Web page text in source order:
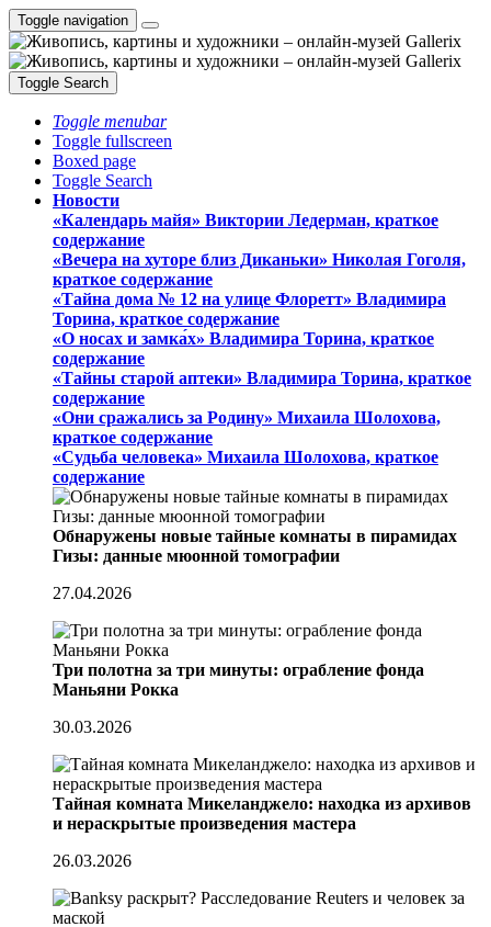
Toggle navigation
Toggle Search
Toggle menubar
Toggle fullscreen
Boxed page
Toggle Search
Новости
«Календарь майя» Виктории Ледерман, краткое
содержание
«Вечера на хуторе близ Диканьки» Николая Гоголя,
краткое содержание
«Тайна дома № 12 на улице Флоретт» Владимира
Торина, краткое содержание
«О носах и замка́х» Владимира Торина, краткое
содержание
«Тайны старой аптеки» Владимира Торина, краткое
содержание
«Они сражались за Родину» Михаила Шолохова,
краткое содержание
«Судьба человека» Михаила Шолохова, краткое
содержание
Обнаружены новые тайные комнаты в пирамидах
Гизы: данные мюонной томографии
27.04.2026
Три полотна за три минуты: ограбление фонда
Маньяни Рокка
30.03.2026
Тайная комната Микеланджело: находка из архивов
и нераскрытые произведения мастера
26.03.2026